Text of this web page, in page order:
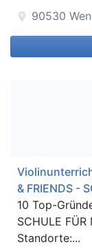
location_on 90530
& FRIENDS -
10 Top-
SCHULE
Standorte:...